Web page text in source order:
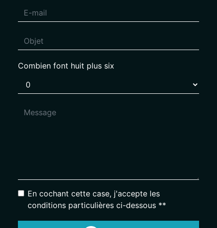
Combien font huit plus six
En cochant cette case, j'accepte les
conditions particulières ci-dessous **